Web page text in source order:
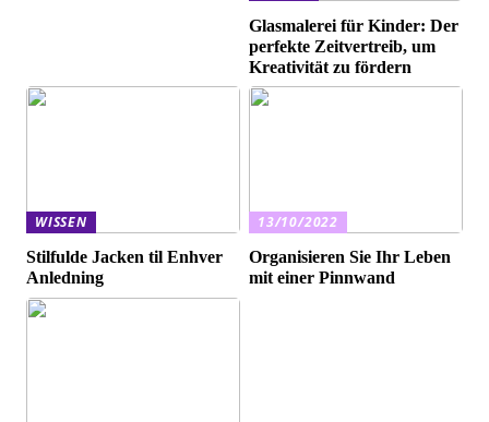
Glasmalerei für Kinder: Der
perfekte Zeitvertreib, um
Kreativität zu fördern
WISSEN
Stilfulde Jacken til Enhver
Anledning
13/10/2022
Organisieren Sie Ihr Leben
mit einer Pinnwand